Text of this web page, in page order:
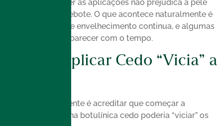
Ou seja, suspender as aplicações não prejudica a pele
nem gera efeito rebote. O que acontece naturalmente é
que o processo de envelhecimento continua, e algumas
linhas podem reaparecer com o tempo.
Mito 4: Aplicar Cedo “Vicia” a
Outro mito frequente é acreditar que começar a
aplicação da toxina botulínica cedo poderia “viciar” os